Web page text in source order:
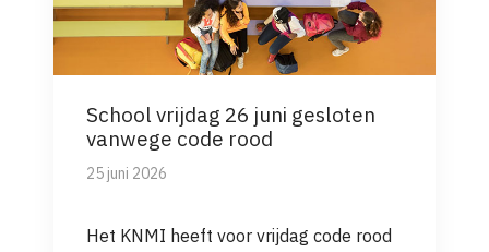
School vrijdag 26 juni gesloten
vanwege code rood
25 juni 2026
Het KNMI heeft voor vrijdag code rood